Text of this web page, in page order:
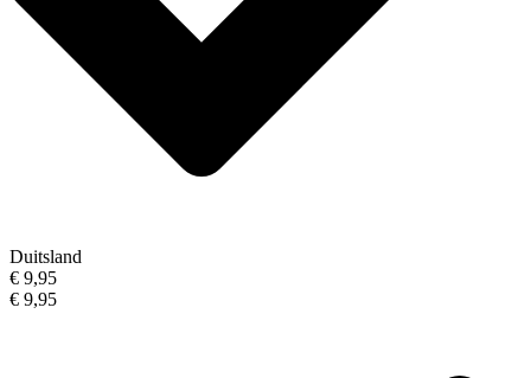
Duitsland
€ 9,95
€ 9,95